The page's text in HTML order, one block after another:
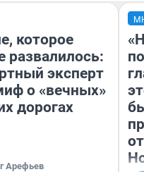
которое
развалилось:
эксперт
о «вечных»
дорогах
Арефьев